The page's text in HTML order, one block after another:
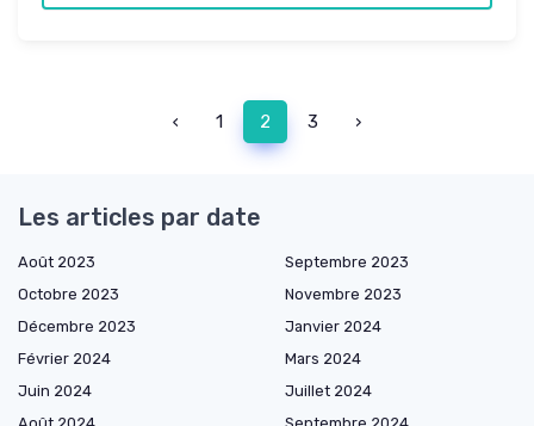
‹ 1 2 3 ›
Les articles par date
Août 2023
Septembre 2023
Octobre 2023
Novembre 2023
Décembre 2023
Janvier 2024
Février 2024
Mars 2024
Juin 2024
Juillet 2024